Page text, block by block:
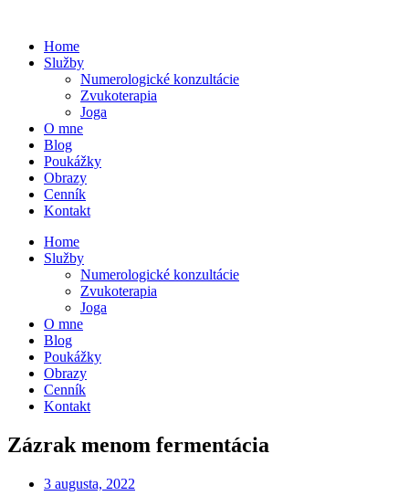
obsah
Home
Služby
Numerologické konzultácie
Zvukoterapia
Joga
O mne
Blog
Poukážky
Obrazy
Cenník
Kontakt
Home
Služby
Numerologické konzultácie
Zvukoterapia
Joga
O mne
Blog
Poukážky
Obrazy
Cenník
Kontakt
Zázrak menom fermentácia
3 augusta, 2022